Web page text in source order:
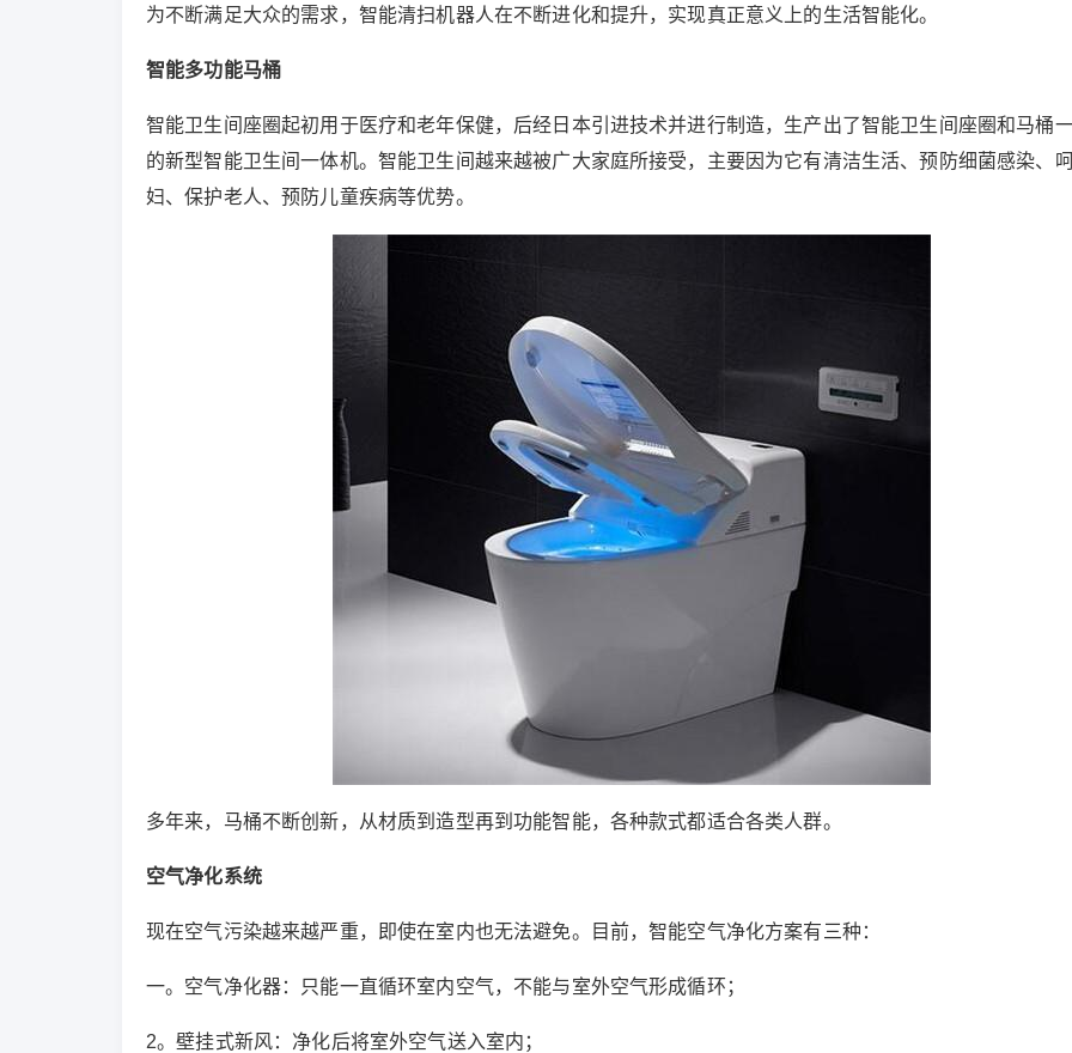
为不断满足大众的需求，智能清扫机器人在不断进化和提升，实现真正意义上的生活智能化。
智能多功能马桶
智能卫生间座圈起初用于医疗和老年保健，后经日本引进技术并进行制造，生产出了智能卫生间座圈和马桶
的新型智能卫生间一体机。智能卫生间越来越被广大家庭所接受，主要因为它有清洁生活、预防细菌感染、
妇、保护老人、预防儿童疾病等优势。
多年来，马桶不断创新，从材质到造型再到功能智能，各种款式都适合各类人群。
空气净化系统
现在空气污染越来越严重，即使在室内也无法避免。目前，智能空气净化方案有三种：
一。空气净化器：只能一直循环室内空气，不能与室外空气形成循环；
2。壁挂式新风：净化后将室外空气送入室内；
Nancy @ 鹰视界
云识智能的到来，家居潮人的
仍然不知道如何使家庭呈现出智能化和时尚化的
20 50 元 自定义
¥